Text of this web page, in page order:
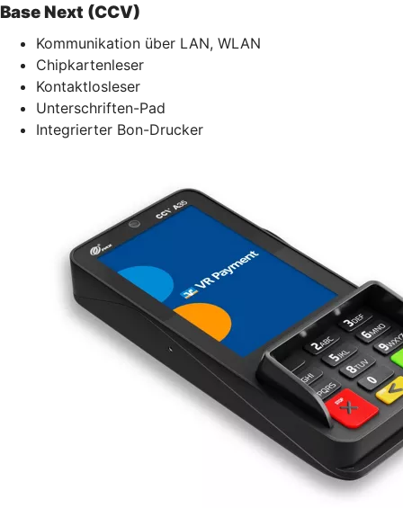
Base Next (CCV)
Kommunikation über LAN, WLAN
Chipkartenleser
Kontaktlosleser
Unterschriften-Pad
Integrierter Bon-Drucker